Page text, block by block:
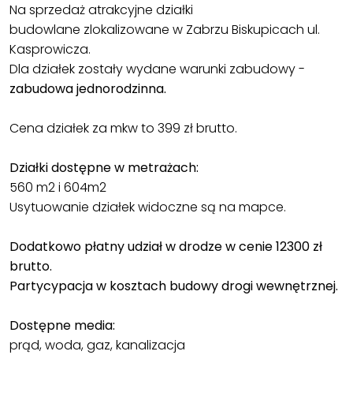
Na sprzedaż atrakcyjne działki
budowlane zlokalizowane w Zabrzu Biskupicach ul.
Kasprowicza.
Dla działek zostały wydane warunki zabudowy -
zabudowa jednorodzinna.
Cena działek za mkw to 399 zł brutto.
Działki dostępne w metrażach:
560 m2 i 604m2
Usytuowanie działek widoczne są na mapce.
Dodatkowo płatny udział w drodze w cenie 12300 zł
brutto.
Partycypacja w kosztach budowy drogi wewnętrznej.
Dostępne media:
prąd, woda, gaz, kanalizacja